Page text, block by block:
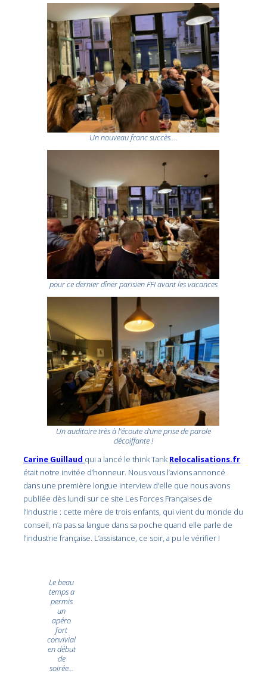
Un nouveau franc succès….
pour ce dernier dîner parisien FFI avant les vacances
Un auditoire très à l’écoute d’une prise de parole
décoiffante !
Carine Guillaud qui a lancé le think Tank Relocalisations.fr
était notre invitée d’honneur. Nous vous l’avions annoncé
dans une première longue interview d’elle que nous avons
publiée dès lundi sur ce site Les Forces Françaises de
l’Industrie : cette mère de trois enfants, qui vient du monde du
conseil, n’a pas sa langue dans sa poche quand elle parle de
l’industrie française. L’assistance, ce soir, a pu le vérifier !
Le beau
temps a
permis
un
apéro
fort
convivial
en début
de
soirée…